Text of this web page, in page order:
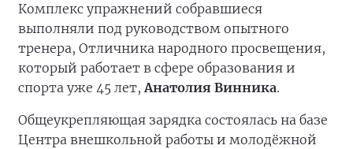
Комплекс упражнений собравшиеся
выполняли под руководством опытного
тренера, Отличника народного просвещения,
который работает в сфере образования и
спорта уже 45 лет,Анатолия Винника.
Общеукрепляющая зарядка состоялась на базе
Центра внешкольной работы и молодёжной